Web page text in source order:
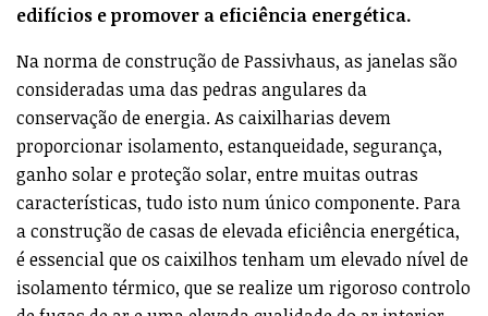
edifícios e promover a eficiência energética.
Na norma de construção de Passivhaus, as janelas são
consideradas uma das pedras angulares da
conservação de energia. As caixilharias devem
proporcionar isolamento, estanqueidade, segurança,
ganho solar e proteção solar, entre muitas outras
características, tudo isto num único componente. Para
a construção de casas de elevada eficiência energética,
é essencial que os caixilhos tenham um elevado nível de
isolamento térmico, que se realize um rigoroso controlo